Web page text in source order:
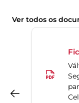
Ver todos os